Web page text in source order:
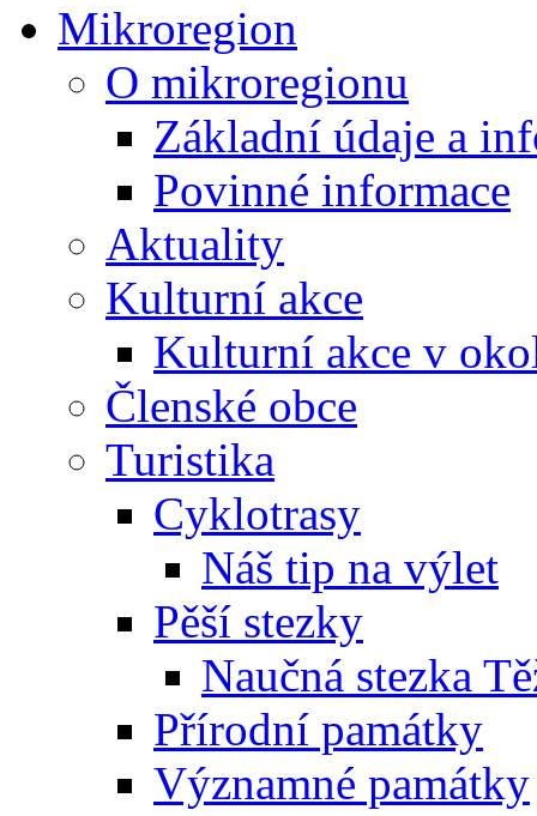
Mikroregion
O mikroregionu
Základní údaje a
Povinné informace
Aktuality
Kulturní akce
Kulturní akce v
Členské obce
Turistika
Cyklotrasy
Náš tip na výlet
Pěší stezky
Naučná stezka
Přírodní památky
Významné památky